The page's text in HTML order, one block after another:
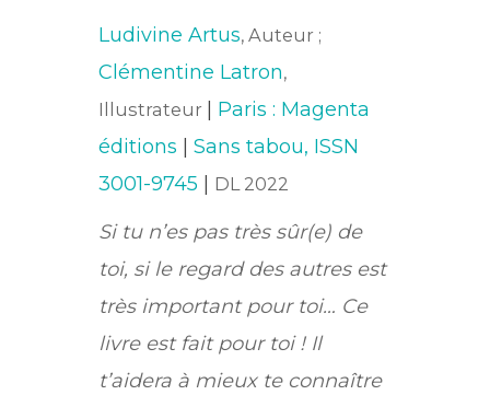
Ludivine Artus, Auteur ;
Clémentine Latron,
Illustrateur
Paris : Magenta
éditions |Sans tabou, ISSN
3001-9745
DL 2022
Si tu n’es pas très sûr(e) de
toi, si le regard des autres est
très important pour toi… Ce
livre est fait pour toi ! Il
t’aidera à mieux te connaître